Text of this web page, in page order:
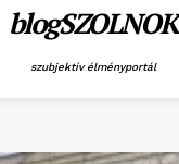
blogSZOLNOK
szubjektív élményportál